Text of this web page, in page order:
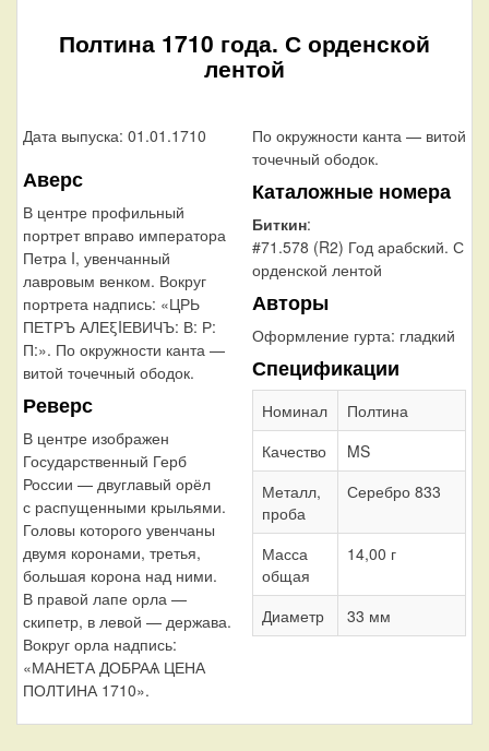
Полтина 1710 года. С орденской
лентой
Дата выпуска: 01.01.1710
Аверс
В центре профильный
портрет вправо императора
Петра I, увенчанный
лавровым венком. Вокруг
портрета надпись: «ЦРЬ
ПЕТРЪ АЛЕξIЕВИЧЪ: В: Р:
П:». По окружности канта —
витой точечный ободок.
Реверс
В центре изображен
Государственный Герб
России — двуглавый орёл
с распущенными крыльями.
Головы которого увенчаны
двумя коронами, третья,
большая корона над ними.
В правой лапе орла —
скипетр, в левой — держава.
Вокруг орла надпись:
«МАНЕТА ДОБРАѦ ЦЕНА
ПОЛТИНА 1710».
По окружности канта — витой
точечный ободок.
Каталожные номера
Биткин:
#71.578 (R2) Год арабский. С
орденской лентой
Авторы
Оформление гурта: гладкий
Спецификации
Номинал
Полтина
Качество
MS
Металл,
проба
Серебро 833
Масса
общая
14,00 г
Диаметр 33 мм